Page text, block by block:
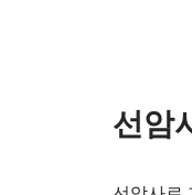
선암